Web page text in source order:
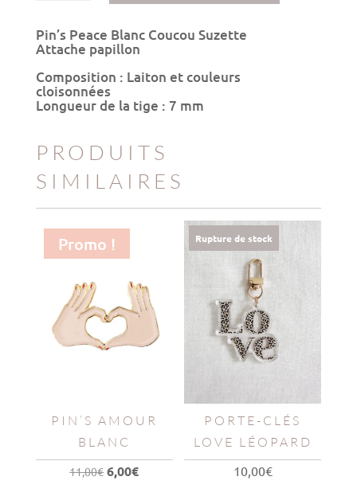
Blanc
Pin’s Peace Blanc Coucou Suzette
Attache papillon
Composition : Laiton et couleurs
cloisonnées
Longueur de la tige : 7 mm
PRODUITS
SIMILAIRES
Promo !
PIN’S AMOUR
BLANC
11,00€ Le
6,00€Le
Rupture de stock
PORTE-CLÉS
LOVE LÉOPARD
10,00€